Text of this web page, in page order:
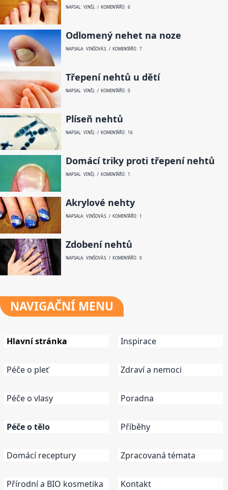
NAPSAL: VINŠ J. / KOMENTÁŘŮ: 6
Odlomený nehet na noze
NAPSALA: VINŠOVÁ S. / KOMENTÁŘŮ: 7
Třepení nehtů u dětí
NAPSAL: VINŠ J. / KOMENTÁŘŮ: 0
Plíseň nehtů
NAPSAL: VINŠ J. / KOMENTÁŘŮ: 16
Domácí triky proti třepení nehtů
NAPSAL: VINŠ J. / KOMENTÁŘŮ: 1
Akrylové nehty
NAPSALA: VINŠOVÁ S. / KOMENTÁŘŮ: 1
Zdobení nehtů
NAPSALA: VINŠOVÁ S. / KOMENTÁŘŮ: 0
NAVIGAČNÍ MENU
Hlavní stránka
Péče o pleť
Péče o vlasy
Péče o tělo
Domácí receptury
Přírodní a BIO kosmetika
Inspirace
Zdraví a nemoci
Poradna
Příběhy
Zpracovaná témata
Kontakt